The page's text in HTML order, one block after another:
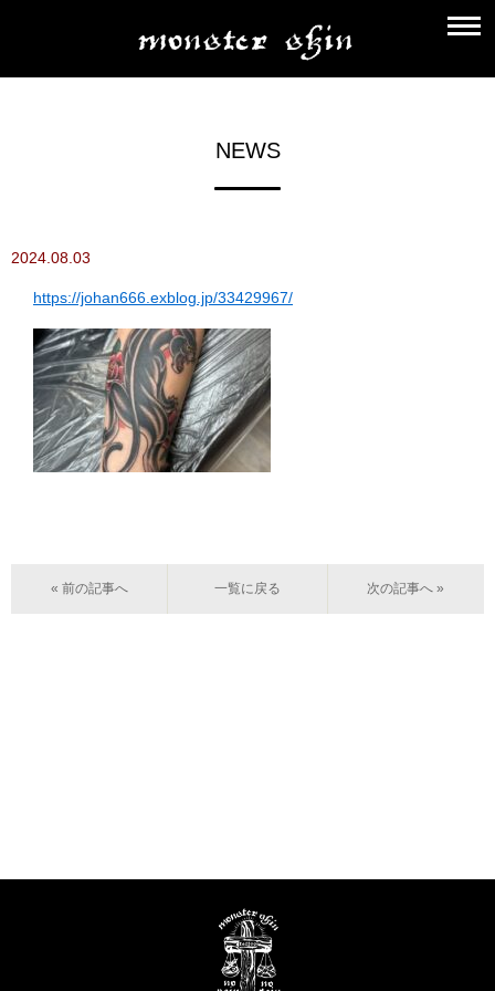
NEWS
2024.08.03
https://johan666.exblog.jp/33429967/
« 前の記事へ 一覧に戻る 次の記事へ »